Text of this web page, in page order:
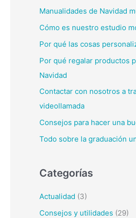
Manualidades de Navidad
Cómo es nuestro estudio
Por qué las cosas
Por qué regalar productos
Navidad
Contactar con nosotros a
videollamada
Consejos para hacer una
Todo sobre la graduación
Categorías
Actualidad (3)
Consejos y utilidades (29)